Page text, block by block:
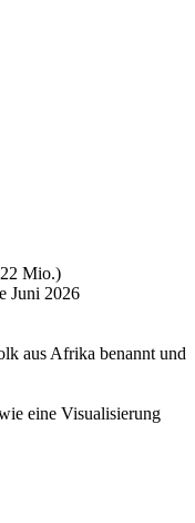
Mio.)
Juni 2026
aus Afrika benannt und
eine Visualisierung